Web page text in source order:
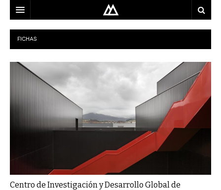
ARQUITECTO
LOCALIZACIÓN
MAPA
BLOG
FICHAS
Centro de Investigación y Desarrollo Global de